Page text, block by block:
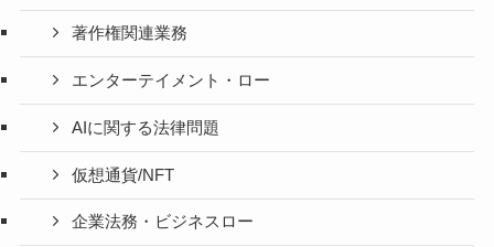
著作権関連業務
エンターテイメント・ロー
AIに関する法律問題
仮想通貨/NFT
企業法務・ビジネスロー